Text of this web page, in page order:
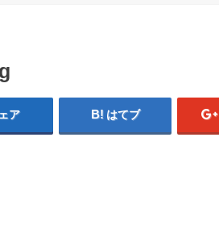
ア はてブ